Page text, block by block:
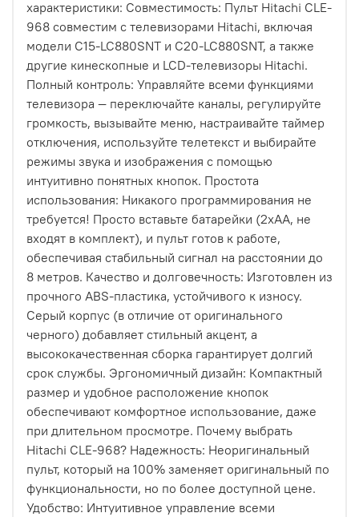
характеристики: Совместимость: Пульт Hitachi CLE-
968 совместим с телевизорами Hitachi, включая
модели C15-LC880SNT и C20-LC880SNT, а также
другие кинескопные и LCD-телевизоры Hitachi.
Полный контроль: Управляйте всеми функциями
телевизора — переключайте каналы, регулируйте
громкость, вызывайте меню, настраивайте таймер
отключения, используйте телетекст и выбирайте
режимы звука и изображения с помощью
интуитивно понятных кнопок. Простота
использования: Никакого программирования не
требуется! Просто вставьте батарейки (2xAA, не
входят в комплект), и пульт готов к работе,
обеспечивая стабильный сигнал на расстоянии до
8 метров. Качество и долговечность: Изготовлен из
прочного ABS-пластика, устойчивого к износу.
Серый корпус (в отличие от оригинального
черного) добавляет стильный акцент, а
высококачественная сборка гарантирует долгий
срок службы. Эргономичный дизайн: Компактный
размер и удобное расположение кнопок
обеспечивают комфортное использование, даже
при длительном просмотре. Почему выбрать
Hitachi CLE-968? Надежность: Неоригинальный
пульт, который на 100% заменяет оригинальный по
функциональности, но по более доступной цене.
Удобство: Интуитивное управление всеми